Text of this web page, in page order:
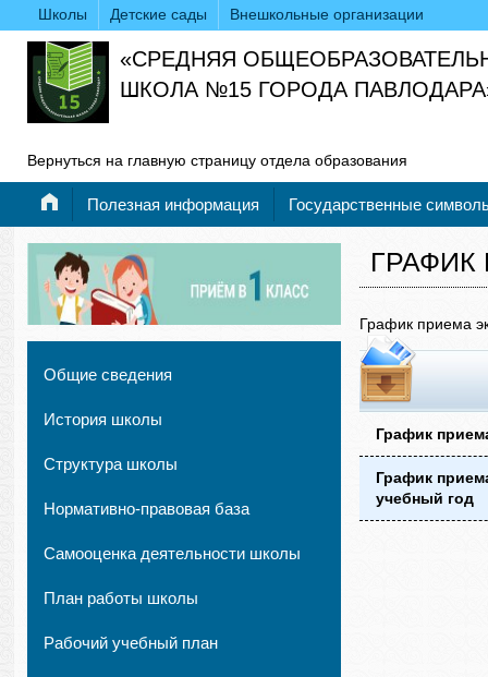
Школы Детские сады Внешкольные организации
«СРЕДНЯЯ
ШКОЛА №15 ГОРОДА
Вернуться на главную страницу отдела образования
Полезная информация Государственные
Общие сведения
История школы
Структура школы
Нормативно-правовая база
Самооценка деятельности школы
План работы школы
Рабочий учебный план
ГРАФИК
График приема
График
График
учебный год